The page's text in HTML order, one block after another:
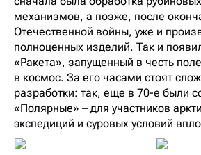
механизмов, а позже, после
Отечественной войны, уже и
полноценных изделий. Так и
«Ракета», запущенный в честь
в космос. За его часами стоят
разработки: так, еще в 70-е были
«Полярные» – для участников
экспедиций и суровых условий